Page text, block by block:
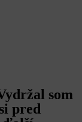
som
pred